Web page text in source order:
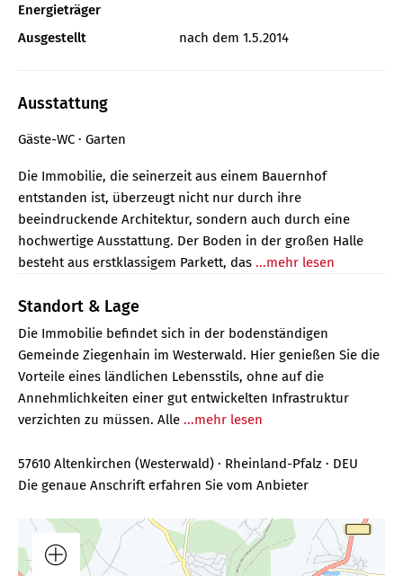
Energieträger
Ausgestellt nach dem 1.5.2014
Ausstattung
Gäste-WC Garten
Die Immobilie, die seinerzeit aus einem Bauernhof
entstanden ist, überzeugt nicht nur durch ihre
beeindruckende Architektur, sondern auch durch eine
hochwertige Ausstattung. Der Boden in der großen Halle
besteht aus erstklassigem Parkett, das ...mehr lesen
Standort & Lage
Die Immobilie befindet sich in der bodenständigen
Gemeinde Ziegenhain im Westerwald. Hier genießen Sie die
Vorteile eines ländlichen Lebensstils, ohne auf die
Annehmlichkeiten einer gut entwickelten Infrastruktur
verzichten zu müssen. Alle ...mehr lesen
57610 Altenkirchen (Westerwald) · Rheinland-Pfalz · DEU
Die genaue Anschrift erfahren Sie vom Anbieter